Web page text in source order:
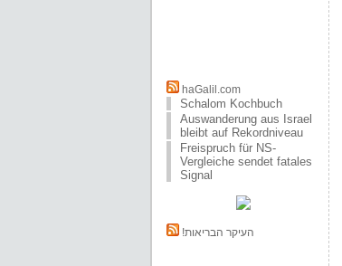
haGalil.com
Schalom Kochbuch
Auswanderung aus Israel
bleibt auf Rekordniveau
Freispruch für NS-
Vergleiche sendet fatales
Signal
!העיקר הבריאות